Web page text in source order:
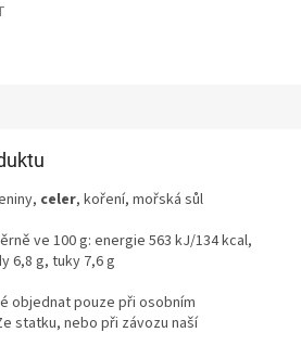
celer, koření, mořská sůl
ve 100 g: energie 563 kJ/134 kcal,
6,8 g, tuky 7,6 g
objednat pouze při osobním
statku, nebo při závozu naší